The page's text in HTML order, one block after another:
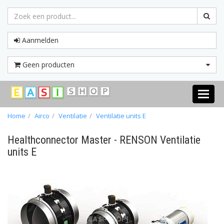
Aanmelden
Geen producten
Toggle
Home Airco Ventilatie Ventilatie units E
Healthconnector Master - RENSON Ventilatie
units E